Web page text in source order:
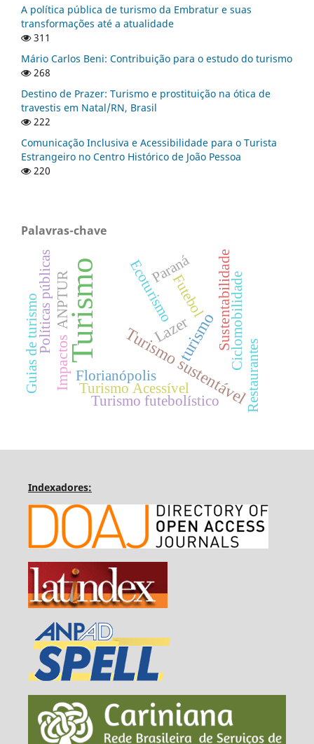
A política pública de turismo da Embratur e suas
transformações até a atualidade
311
Mário Carlos Beni: Contribuição para o estudo do turismo
268
Destino de Prazer: Turismo e prostituição na ótica de
travestis em Natal/RN, Brasil
222
Comunicação Inclusiva e Acessibilidade para o Turista
Estrangeiro no Centro Histórico de João Pessoa
220
Palavras-chave
Turismo
Turismo sustentável
turismo
Impactos
Lazer Sustentabilidade
Ecoturismo
Florianópolis
Políticas públicas
Turismo Acessível Restaurantes
Paraná
Turismo futebolístico
Futebol
ANPTUR
Guias de turismo Ciclomobilidade
Indexadores: